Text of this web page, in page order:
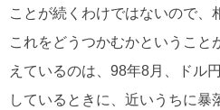
ことが続くわけではないので、
これをどうつかむかということ
えているのは、98年8月、ドル
しているときに、近いうちに暴